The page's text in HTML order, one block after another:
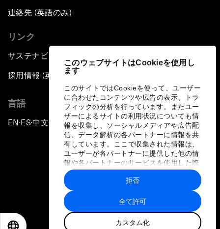
このウェブサイトはCookieを使用し
ます
このサイトではCookieを使って、ユーザー
に合わせたコンテンツや広告の表示、トラ
フィックの分析を行っています。またユー
ザーによるサイトの利用状況についても情
報を収集し、ソーシャルメディアや広告配
信、データ解析の各パートナーに情報を共
有しています。ここで収集された情報は、
ユーザーが各パートナーに提供した他の情
報や各パートナーのサービスを使用した際
に収集された情報と組み合わされ、各パー
トナーによって使用されることがありま
す。
全て許可
カスタム化
拒否
連絡先 (英語のみ)
リンク
サステナビリティへの取り組み
採用情報 (英語のみ)
言語
EN ▪ ES▪中文▪ 日本語
プライバシーポリシーと利用規約
サイトマップ
©
世界経済フォーラム